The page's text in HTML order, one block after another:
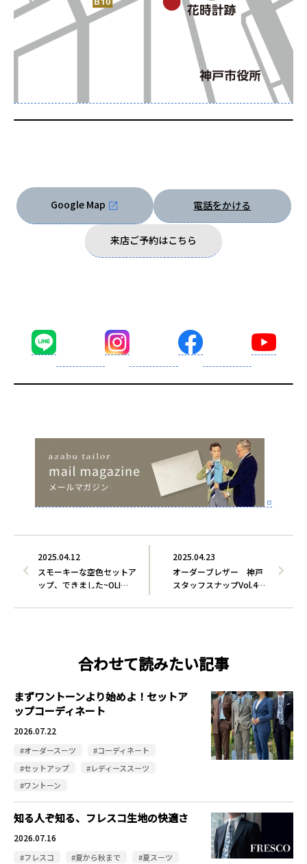
Google Map 電話をかける
来店ご予約はこちら
2025.04.23
オーダーブレザー 神戸
スタッフスナップVol.4…
2025.04.12
スモーキーな空色セットア
ップ、できました~OLI…
合わせて読みたい記事
まずワントーンより始めよ！セットア
ップコーディネート
2026.07.22
#オーダースーツ
#コーディネート
#セットアップ
#レディーススーツ
#ワントーン
知る人ぞ知る、フレスコ生地の快適さ
2026.07.16
#フレスコ #夏から秋まで
#夏スーツ